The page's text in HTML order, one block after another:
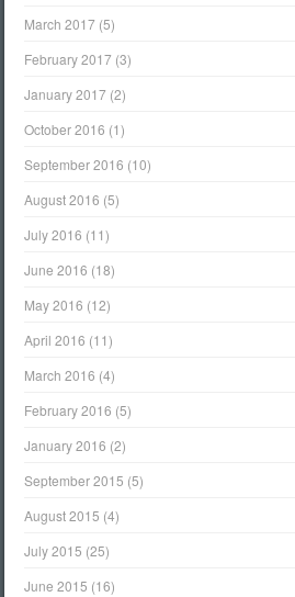
March 2017(5)
February 2017(3)
January 2017(2)
October 2016 (1)
September 2016 (10)
August 2016 (5)
July 2016 (11)
June 2016 (18)
May 2016 (12)
April 2016 (11)
March 2016 (4)
February 2016 (5)
January 2016 (2)
September 2015 (5)
August 2015 (4)
July 2015 (25)
June 2015 (16)